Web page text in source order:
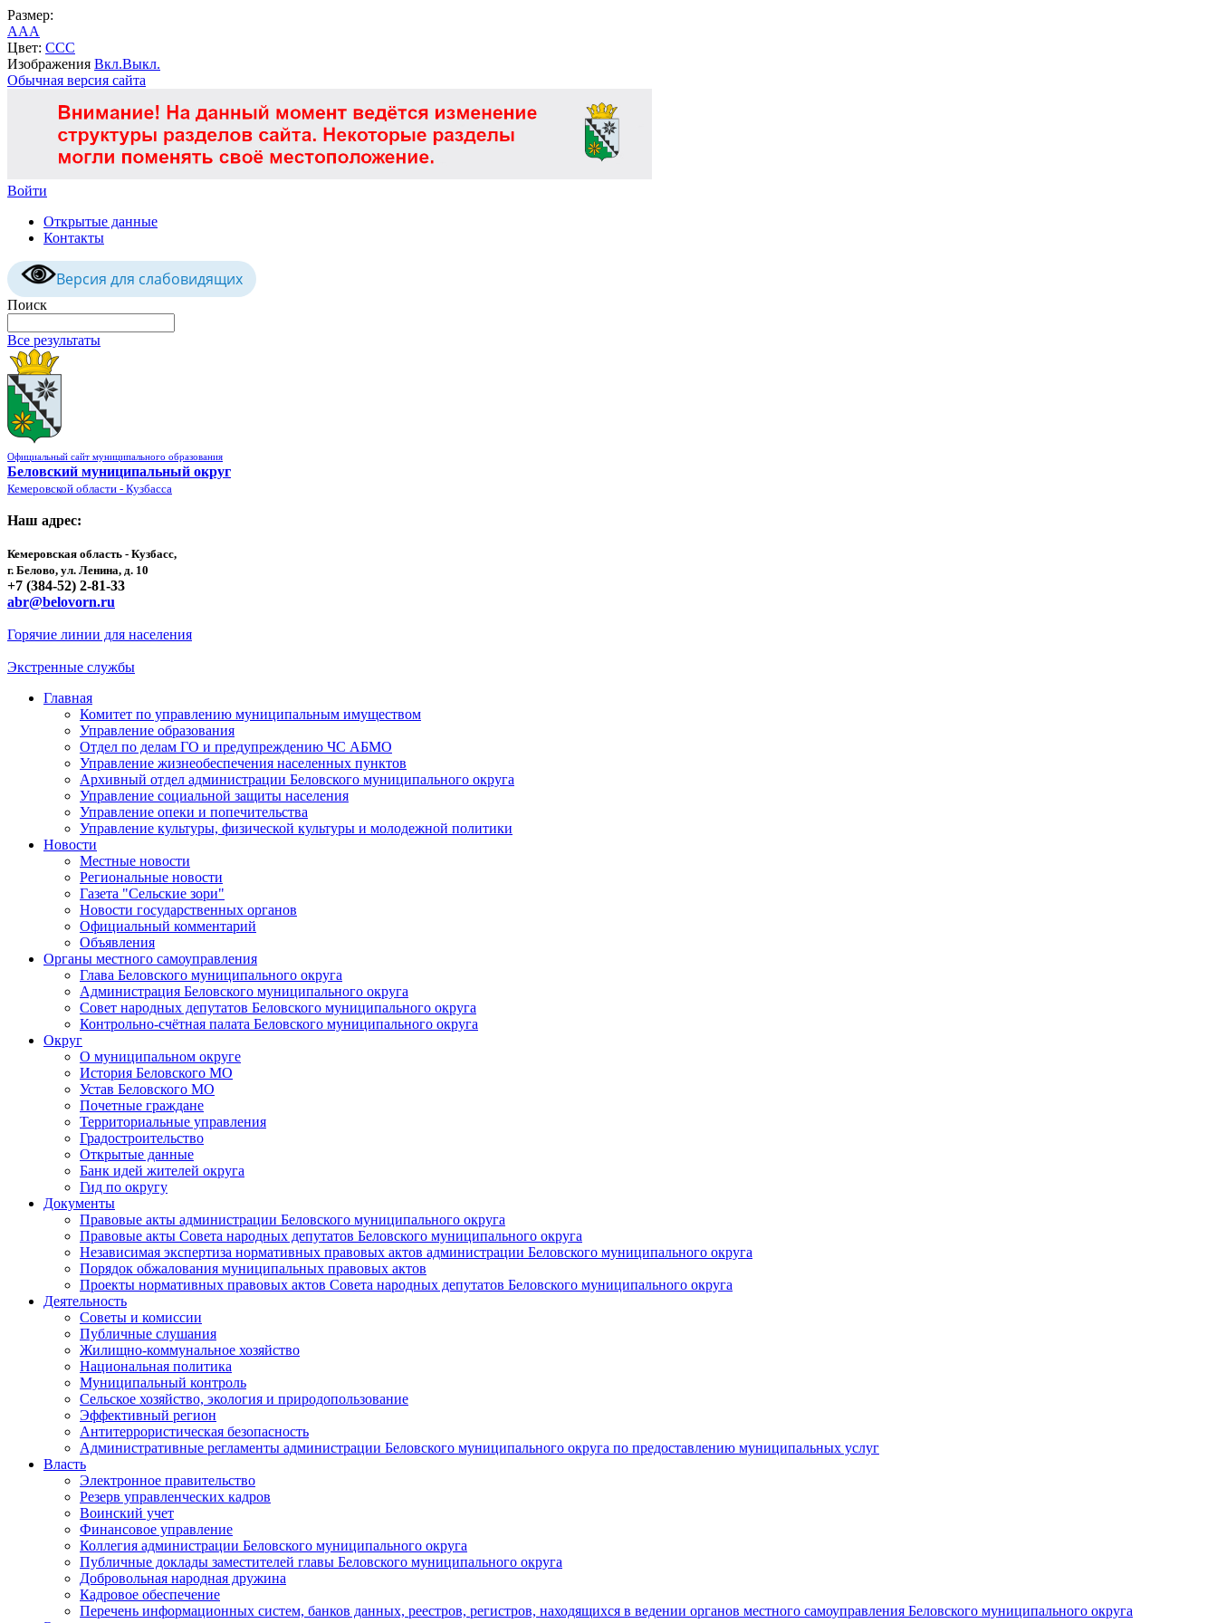
Размер:
AAA
Цвет: CCC
Изображения Вкл.Выкл.
Обычная версия сайта
Войти
Открытые данные
Контакты
Версия для слабовидящих
Поиск
Все результаты
Официальный сайт муниципального образования
Беловский муниципальный округ
Кемеровской области - Кузбасса
Наш адрес:
Кемеровская область - Кузбасс,
г. Белово, ул. Ленина, д. 10
+7 (384-52) 2-81-33
abr@belovorn.ru
Горячие линии для населения
Экстренные службы
Главная
Комитет по управлению муниципальным имуществом
Управление образования
Отдел по делам ГО и предупреждению ЧС АБМО
Управление жизнеобеспечения населенных пунктов
Архивный отдел администрации Беловского муниципального округа
Управление социальной защиты населения
Управление опеки и попечительства
Управление культуры, физической культуры и молодежной политики
Новости
Местные новости
Региональные новости
Газета "Сельские зори"
Новости государственных органов
Официальный комментарий
Объявления
Органы местного самоуправления
Глава Беловского муниципального округа
Администрация Беловского муниципального округа
Совет народных депутатов Беловского муниципального округа
Контрольно-счётная палата Беловского муниципального округа
Округ
О муниципальном округе
История Беловского МО
Устав Беловского МО
Почетные граждане
Территориальные управления
Градостроительство
Открытые данные
Банк идей жителей округа
Гид по округу
Документы
Правовые акты администрации Беловского муниципального округа
Правовые акты Совета народных депутатов Беловского муниципального округа
Независимая экспертиза нормативных правовых актов администрации Беловского муниципального округа
Порядок обжалования муниципальных правовых актов
Проекты нормативных правовых актов Совета народных депутатов Беловского муниципального округа
Деятельность
Советы и комиссии
Публичные слушания
Жилищно-коммунальное хозяйство
Национальная политика
Муниципальный контроль
Сельское хозяйство, экология и природопользование
Эффективный регион
Антитеррористическая безопасность
Административные регламенты администрации Беловского муниципального округа по предоставлению муниципальных услуг
Власть
Электронное правительство
Резерв управленческих кадров
Воинский учет
Финансовое управление
Коллегия администрации Беловского муниципального округа
Публичные доклады заместителей главы Беловского муниципального округа
Добровольная народная дружина
Кадровое обеспечение
Перечень информационных систем, банков данных, реестров, регистров, находящихся в ведении органов местного самоуправления Беловского муниципального округа